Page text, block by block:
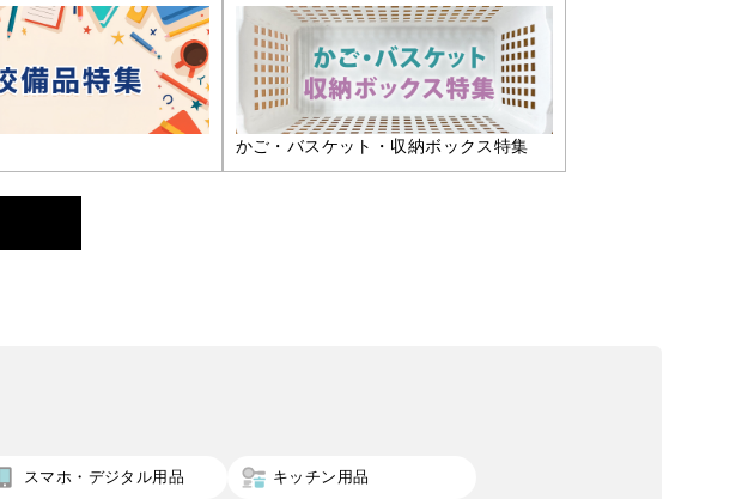
かご・バスケット・収納ボックス特集
スマホ・デジタル用品 キッチン用品